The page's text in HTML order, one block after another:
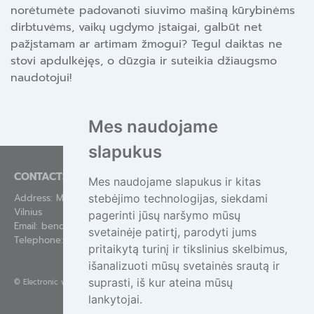
Mes naudojame
slapukus
Mes naudojame slapukus ir kitas
stebėjimo technologijas, siekdami
pagerinti jūsų naršymo mūsų
svetainėje patirtį, parodyti jums
pritaikytą turinį ir tikslinius skelbimus,
išanalizuoti mūsų svetainės srautą ir
suprasti, iš kur ateina mūsų
lankytojai.
norėtumėte padovanoti siuvimo mašiną kūrybinėms
dirbtuvėms, vaikų ugdymo įstaigai, galbūt net
pažįstamam ar artimam žmogui? Tegul daiktas ne
stovi apdulkėjęs, o dūzgia ir suteikia džiaugsmo
naudotojui!
CONTACTS
Address: Mindaugo g. 44-84, LT-01311
Vilnius
Email: bendras@epa.lt
Telephone:
+370 695 55111
© Electronic waste management